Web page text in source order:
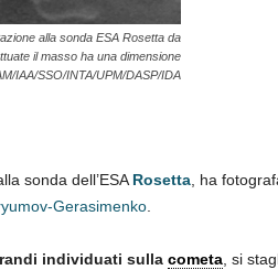
alla sonda ESA Rosetta da
il masso ha una dimensione
IAA/SSO/INTA/UPM/DASP/IDA
sonda dell’ESA Rosetta, ha
Gerasimenko.
individuati sulla cometa, si